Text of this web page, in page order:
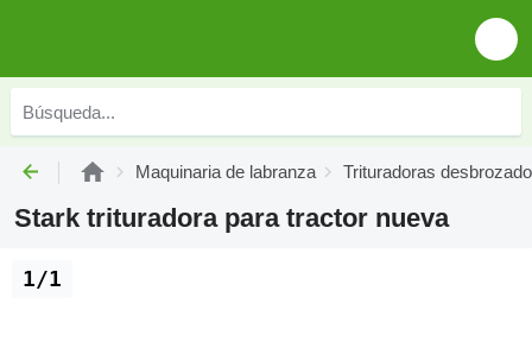
Maquinaria de labranza Trituradoras
Stark trituradora para tractor nueva
1/1